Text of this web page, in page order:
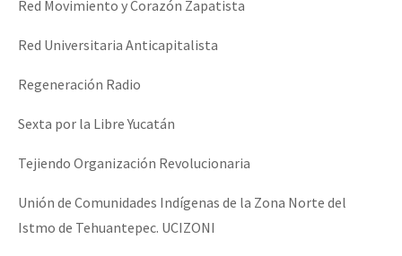
Red Movimiento y Corazón Zapatista
Red Universitaria Anticapitalista
Regeneración Radio
Sexta por la Libre Yucatán
Tejiendo Organización Revolucionaria
Unión de Comunidades Indígenas de la Zona Norte del
Istmo de Tehuantepec. UCIZONI